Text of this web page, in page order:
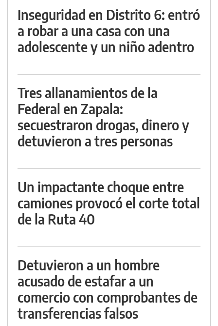
Inseguridad en Distrito 6: entró
a robar a una casa con una
adolescente y un niño adentro
Tres allanamientos de la
Federal en Zapala:
secuestraron drogas, dinero y
detuvieron a tres personas
Un impactante choque entre
camiones provocó el corte total
de la Ruta 40
Detuvieron a un hombre
acusado de estafar a un
comercio con comprobantes de
transferencias falsos